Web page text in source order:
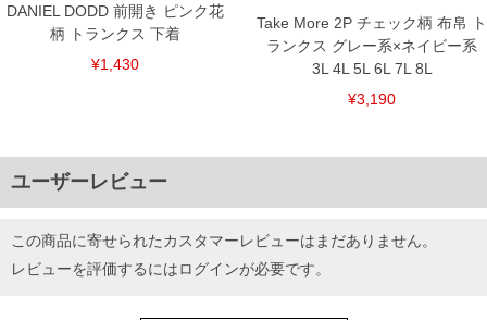
DANIEL DODD 前開き ピンク花
柄 トランクス 下着
¥1,430
Take More 2P チェック柄 布帛 ト
ランクス グレー系×ネイビー系
3L 4L 5L 6L 7L 8L
¥3,190
ユーザーレビュー
この商品に寄せられたカスタマーレビューはまだありません。
レビューを評価するにはログインが必要です。